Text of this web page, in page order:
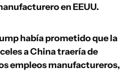
en EEUU.
había prometido que la
a China traería de
empleos manufactureros,